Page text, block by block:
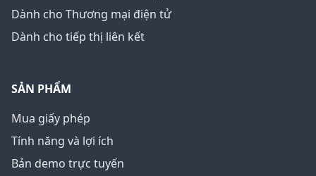
Dành cho Thương mại điện tử
Dành cho tiếp thị liên kết
SẢN PHẨM
Mua giấy phép
Tính năng và lợi ích
Bản demo trực tuyến